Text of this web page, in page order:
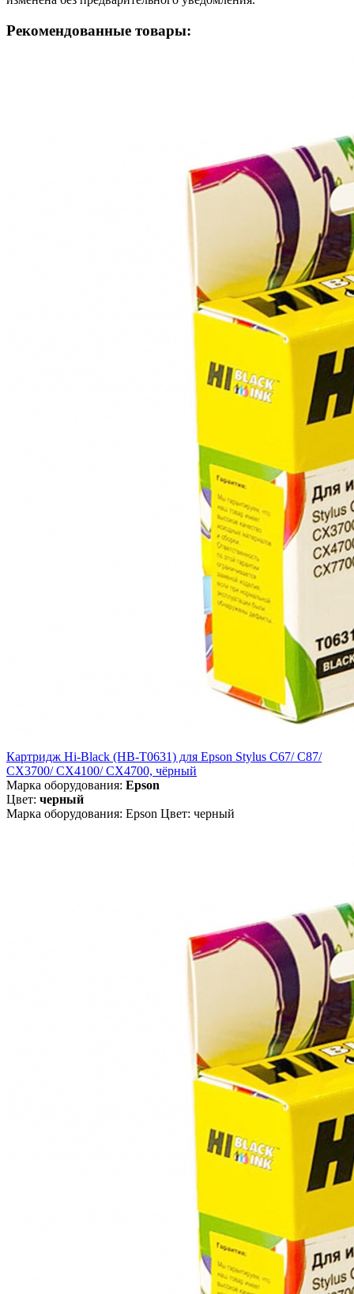
Рекомендованные товары:
Картридж Hi-Black (HB-T0631) для Epson Stylus C67/ C87/
CX3700/ CX4100/ CX4700, чёрный
Марка оборудования: Epson
Цвет: черный
Марка оборудования: Epson Цвет: черный